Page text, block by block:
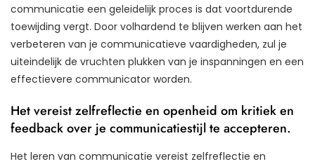
communicatie een geleidelijk proces is dat voortdurende
toewijding vergt. Door volhardend te blijven werken aan het
verbeteren van je communicatieve vaardigheden, zul je
uiteindelijk de vruchten plukken van je inspanningen en een
effectievere communicator worden.
Het vereist zelfreflectie en openheid om kritiek en
feedback over je communicatiestijl te accepteren.
Het leren van communicatie vereist zelfreflectie en